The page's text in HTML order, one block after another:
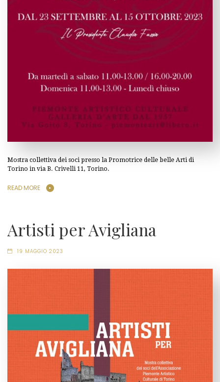
Mostra collettiva dei soci presso la Promotrice delle belle Arti di
Torino in via B. Crivelli 11, Torino.
READ MORE
Artisti per Avigliana
19 MAGGIO 2023